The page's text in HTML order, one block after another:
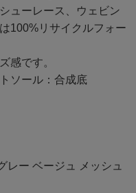
ューレース、ウェビン
100%リサイクルフォー
感です。
ソール：合成底
レー ベージュ メッシュ